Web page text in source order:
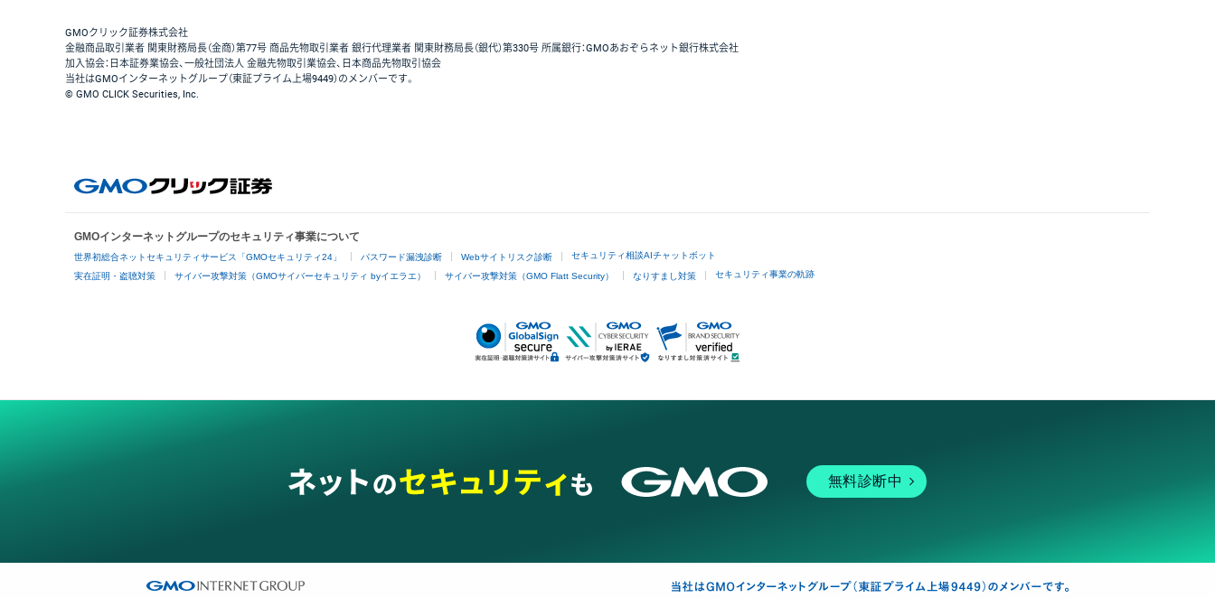
GMOクリック証券株式会社
金融商品取引業者 関東財務局長（金商）第77号 商品先物取引業者 銀行代理業者 関東財務局長（銀代）第330号 所属銀行：GMOあおぞらネット銀行株式会社
加入協会：日本証券業協会、一般社団法人 金融先物取引業協会、日本商品先物取引協会
当社はGMOインターネットグループ（東証プライム上場9449）のメンバーです。
© GMO CLICK Securities, Inc.
GMOインターネットグループのセキュリティ事業について
世界初総合ネットセキュリティサービス「GMOセキュリティ24」 パスワード漏洩診断 Webサイトリスク診断 セキュリティ相談AIチャットボット
実在証明・盗聴対策 サイバー攻撃対策（GMOサイバーセキュリティ byイエラエ） サイバー攻撃対策（GMO Flatt Security） なりすまし対策 セキュリティ事業の軌跡
無料診断中